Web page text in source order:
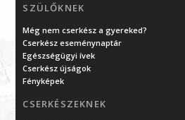
SZÜLŐKNEK
Még nem cserkész a gyereked?
Cserkész eseménynaptár
Egészségügyi ívek
Cserkész újságok
Fényképek
CSERKÉSZEKNEK